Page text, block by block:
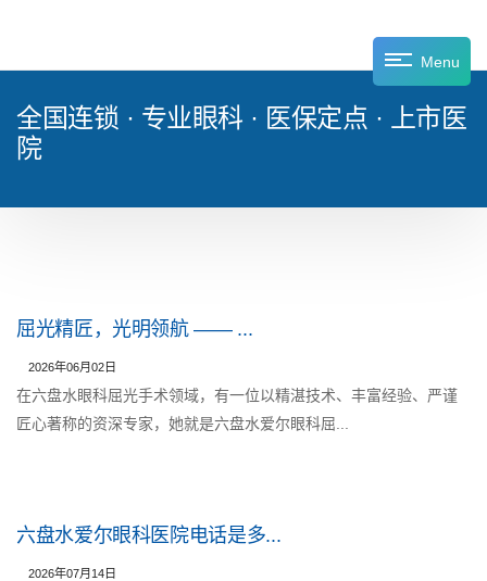
Menu
全国连锁 · 专业眼科 · 医保定点 · 上市医
院
屈光精匠，光明领航 —— ...
2026年06月02日
在六盘水眼科屈光手术领域，有一位以精湛技术、丰富经验、严谨
匠心著称的资深专家，她就是六盘水爱尔眼科屈...
六盘水爱尔眼科医院电话是多...
2026年07月14日